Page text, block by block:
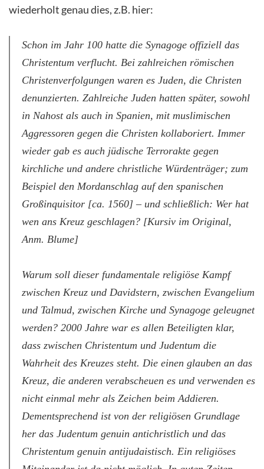
wiederholt genau dies, z.B. hier:
Schon im Jahr 100 hatte die Synagoge offiziell das
Christentum verflucht. Bei zahlreichen römischen
Christenverfolgungen waren es Juden, die Christen
denunzierten. Zahlreiche Juden hatten später, sowohl
in Nahost als auch in Spanien, mit muslimischen
Aggressoren gegen die Christen kollaboriert. Immer
wieder gab es auch jüdische Terrorakte gegen
kirchliche und andere christliche Würdenträger; zum
Beispiel den Mordanschlag auf den spanischen
Großinquisitor [ca. 1560] – und schließlich: Wer hat
wen ans Kreuz geschlagen? [Kursiv im Original,
Anm. Blume]
Warum soll dieser fundamentale religiöse Kampf
zwischen Kreuz und Davidstern, zwischen Evangelium
und Talmud, zwischen Kirche und Synagoge geleugnet
werden? 2000 Jahre war es allen Beteiligten klar,
dass zwischen Christentum und Judentum die
Wahrheit des Kreuzes steht. Die einen glauben an das
Kreuz, die anderen verabscheuen es und verwenden es
nicht einmal mehr als Zeichen beim Addieren.
Dementsprechend ist von der religiösen Grundlage
her das Judentum genuin antichristlich und das
Christentum genuin antijudaistisch. Ein religiöses